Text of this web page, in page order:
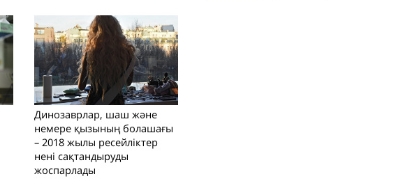
Динозаврлар, шаш және
немере қызының болашағы
– 2018 жылы ресейліктер
нені сақтандыруды
жоспарлады